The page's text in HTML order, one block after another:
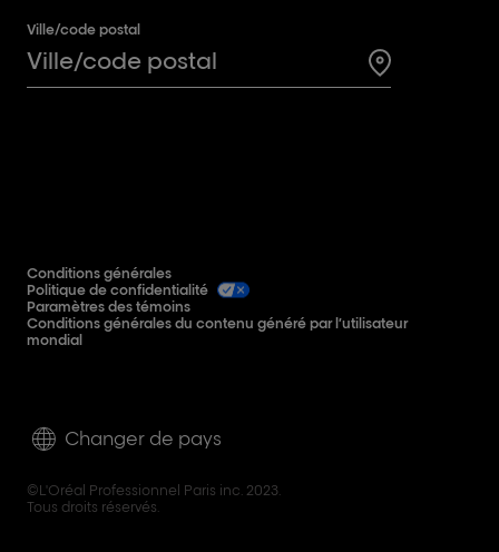
Ville/code postal
Search for a
Changer de pays
©L'Oréal Professionnel Paris inc. 2023.
Tous droits réservés.
Conditions générales
Politique de confidentialité
Paramètres des témoins
Conditions générales du contenu généré par l’utilisateur
mondial